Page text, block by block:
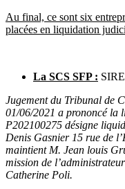
Au final, ce sont six
placées en liquidation
La SCS SFP :
Jugement du Tribunal de
01/06/2021 a prononcé la
P202100275 désigne
Denis Gasnier 15 rue de
maintient M. Jean louis
mission de
Catherine Poli.